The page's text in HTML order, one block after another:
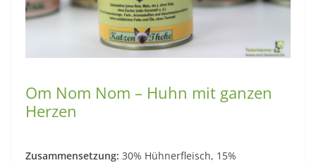
Om Nom Nom – Huhn mit ganzen
Herzen
Zusammensetzung: 30% Hühnerfleisch, 15%